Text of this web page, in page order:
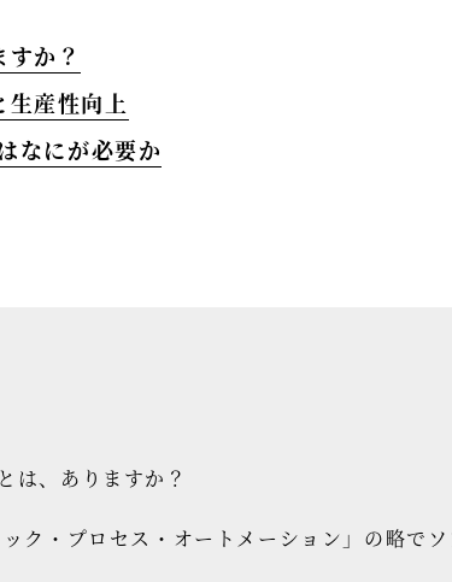
か？
産性向上
なにが必要か
は、ありますか？
・プロセス・オートメーション」の略でソ